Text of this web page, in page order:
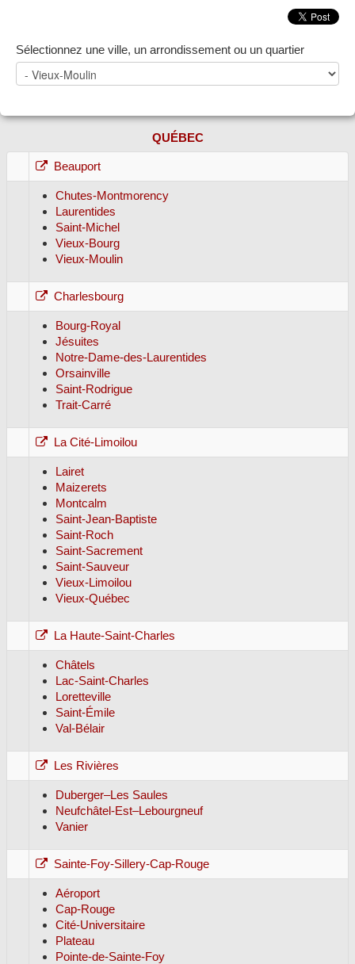
Sélectionnez une ville, un arrondissement ou un quartier
QUÉBEC
Beauport
Chutes-Montmorency
Laurentides
Saint-Michel
Vieux-Bourg
Vieux-Moulin
Charlesbourg
Bourg-Royal
Jésuites
Notre-Dame-des-Laurentides
Orsainville
Saint-Rodrigue
Trait-Carré
La Cité-Limoilou
Lairet
Maizerets
Montcalm
Saint-Jean-Baptiste
Saint-Roch
Saint-Sacrement
Saint-Sauveur
Vieux-Limoilou
Vieux-Québec
La Haute-Saint-Charles
Châtels
Lac-Saint-Charles
Loretteville
Saint-Émile
Val-Bélair
Les Rivières
Duberger–Les Saules
Neufchâtel-Est–Lebourgneuf
Vanier
Sainte-Foy-Sillery-Cap-Rouge
Aéroport
Cap-Rouge
Cité-Universitaire
Plateau
Pointe-de-Sainte-Foy